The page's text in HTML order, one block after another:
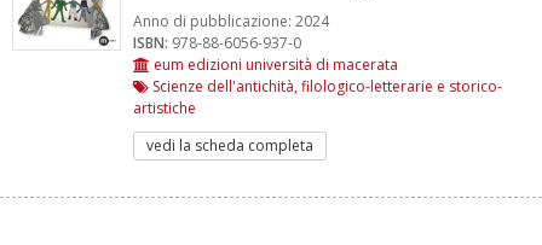
Anno di pubblicazione: 2024
ISBN: 978-88-6056-937-0
eum edizioni università di macerata
Scienze dell'antichità, filologico-letterarie e storico-
artistiche
vedi la scheda completa